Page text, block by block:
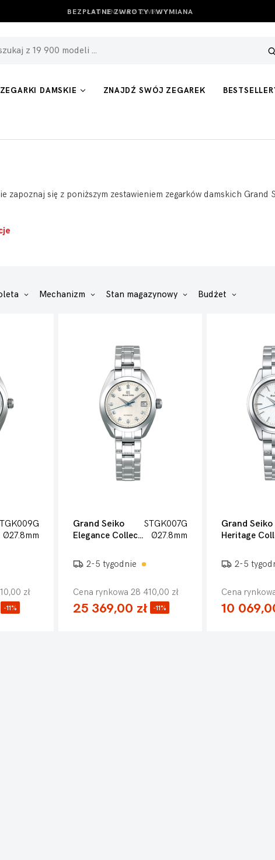
BEZPŁATNE ZWROTY I WYMIANA
ZEGARKI DAMSKIE ZNAJDŹ SWÓJ ZEGAREK
zapoznaj się z poniższym zestawieniem zegarków damskich
Mechanizm Stan magazynowy Budżet
Ø27.8mm
zł
-11%
Grand Seiko
STGK007G
Elegance Collection
Ø27.8mm
2-5 tygodnie
Cena rynkowa 28 410,00 zł
25 369,00 zł -11%
Grand Seiko
2-5
Cena
10